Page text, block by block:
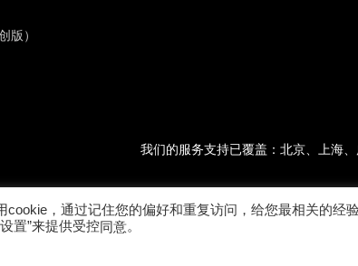
版）
我们的服务支持已覆盖：北京、上海
cookie，通过记住您的偏好和重复访问，给您最相关的经
置”来提供受控同意。